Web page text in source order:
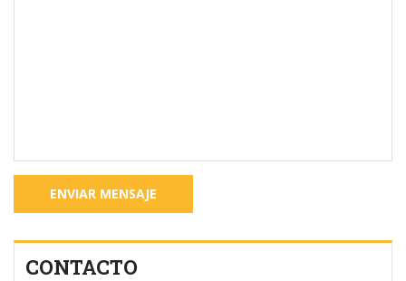
CONTACTO